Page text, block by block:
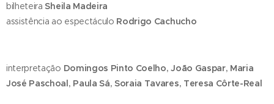
bilheteiraSheila Madeira
assistência ao espectáculo Rodrigo Cachucho
interpretação Domingos Pinto Coelho, João Gaspar, Maria
José Paschoal, Paula Sá, Soraia Tavares, Teresa Côrte-Real